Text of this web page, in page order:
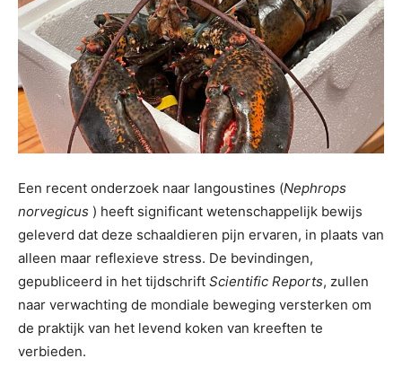
Een recent onderzoek naar langoustines (Nephrops
norvegicus ) heeft significant wetenschappelijk bewijs
geleverd dat deze schaaldieren pijn ervaren, in plaats van
alleen maar reflexieve stress. De bevindingen,
gepubliceerd in het tijdschrift Scientific Reports, zullen
naar verwachting de mondiale beweging versterken om
de praktijk van het levend koken van kreeften te
verbieden.